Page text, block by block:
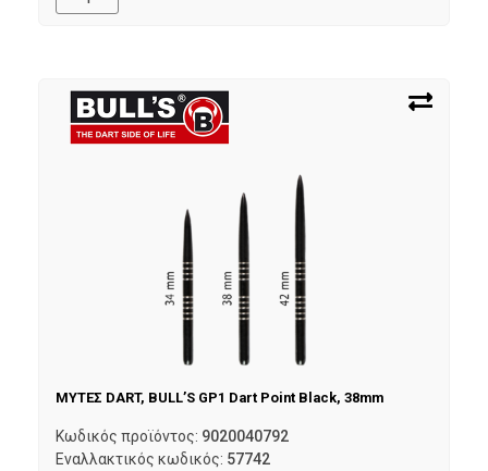
ΜΥΤΕΣ DART, BULL’S GP1 Dart Point Black, 38mm
Κωδικός προϊόντος: 9020040792
Εναλλακτικός κωδικός: 57742